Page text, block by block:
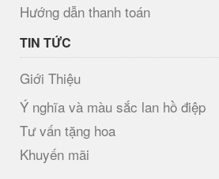
Hướng dẫn thanh toán
TIN TỨC
Giới Thiệu
Ý nghĩa và màu sắc lan hồ điệp
Tư vấn tặng hoa
Khuyến mãi